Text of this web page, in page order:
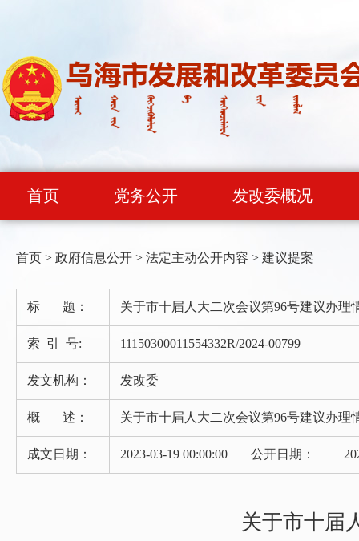
首页 党务公开 发改委概况
首页 > 政府信息公开 > 法定主动公开内容 > 建议提案
标 题： 关于市十届人大二次会议第96号建议办理
索 引 号: 11150300011554332R/2024-00799
发文机构： 发改委
概 述： 关于市十届人大二次会议第96号建议办理
成文日期： 2023-03-19 00:00:00 公开日期：
关于市十届